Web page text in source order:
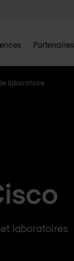
Partenaires
laboratoire
laboratoires